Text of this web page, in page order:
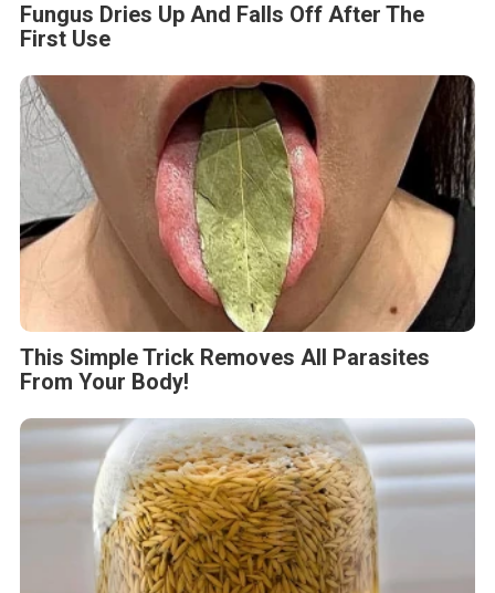
Fungus Dries Up And Falls Off After The
First Use
This Simple Trick Removes All Parasites
From Your Body!